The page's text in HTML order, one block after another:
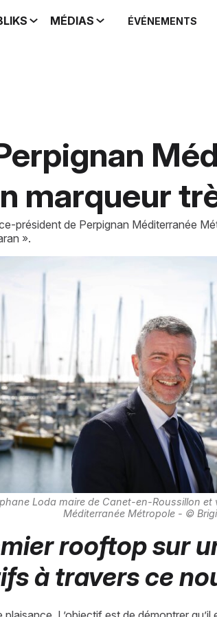
MÉDIAS ÉVÉNEMENTS
marqueur
président de Perpignan Méditerranée
».
Loda maire de Canet-en-Roussillon et
Méditerranée Métropole - ©
rooftop sur
à travers ce